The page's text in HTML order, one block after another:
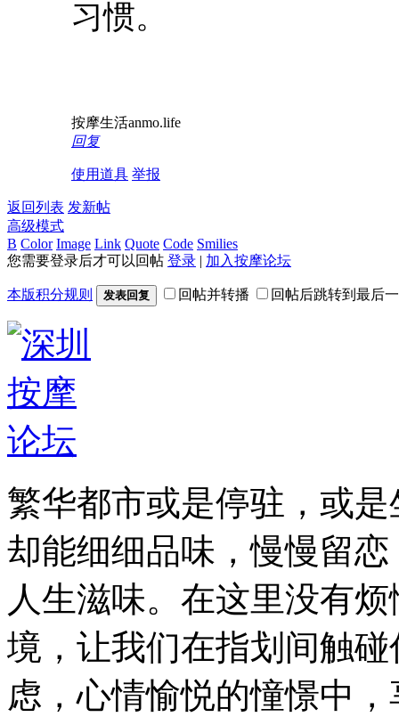
习惯。
按摩生活anmo.life
回复
使用道具 举报
返回列表 发新帖
高级模式
B Color Image Link Quote Code Smilies
您需要登录后才可以回帖 登录 | 加入按摩论坛
本版积分规则 发表回复 回帖并转播 回帖后跳转到最后
繁华都市或是停驻，或
却能细细品味，慢慢留
人生滋味。在这里没有
境，让我们在指划间触
虑，心情愉悦的憧憬中